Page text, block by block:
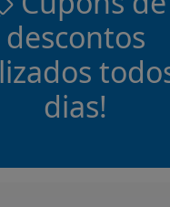
descontos
dias!